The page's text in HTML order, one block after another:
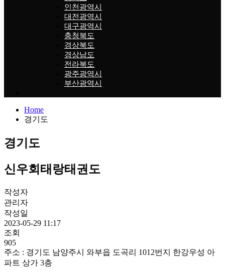
인천광역시
대전광역시
대구광역시
충청북도
경상북도
경상남도
전라북도
광주광역시
부산광역시
Home
경기도
경기도
신우회태랑태권도
작성자
관리자
작성일
2023-05-29 11:17
조회
905
주소 : 경기도 남양주시 와부읍 도곡리 1012번지 한강우성 아
파트 상가 3층